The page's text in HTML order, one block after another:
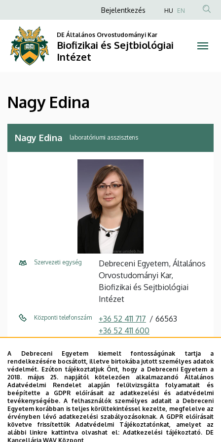
Edina
Biofizikai
Sejtbiológiai
Intézet
a
tartalomra
Anonim
fiók
menüje
Bejelentkezés HU EN
DE Általános Orvostudományi Kar
Biofizikai és Sejtbiológiai
Intézet
Nagy Edina
Nagy Edina laboratóriumi asszisztens
Szervezeti egység
Debreceni Egyetem, Általános
Orvostudományi Kar,
Biofizikai és Sejtbiológiai
Intézet
Központi telefonszám +36 52 411 717
66563
+36 52 411 600
edina.nagy@med.unideb.hu
Fax +36 52 532 201 / 66726
Cím
4032 Debrecen, Egyetem tér
1.
Épület Élettudományi labor épület
Emelet, ajtó
A Debreceni Egyetem kiemelt fontosságúnak tartja a
rendelkezésére bocsátott, illetve birtokába jutott személyes adatok
védelmét. Ezúton tájékoztatjuk Önt, hogy a Debreceni Egyetem a
2018. május 25. napjától kötelezően alkalmazandó Általános
Adatvédelmi Rendelet alapján felülvizsgálta folyamatait és
beépítette a GDPR előírásait az adatkezelési és adatvédelmi
tevékenységébe. A felhasználók személyes adatait a Debreceni
Egyetem korábban is teljes körültekintéssel kezelte, megfelelve az
érvényben lévő adatkezelési szabályozásoknak. A GDPR előírásait
követve frissítettük Adatvédelmi Tájékoztatónkat, amelyet az
alábbi linkre kattintva olvashat el:Adatkezelési tájékoztató. DE
Kancellária WAV Központ